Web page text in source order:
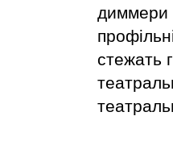
диммери
стежать